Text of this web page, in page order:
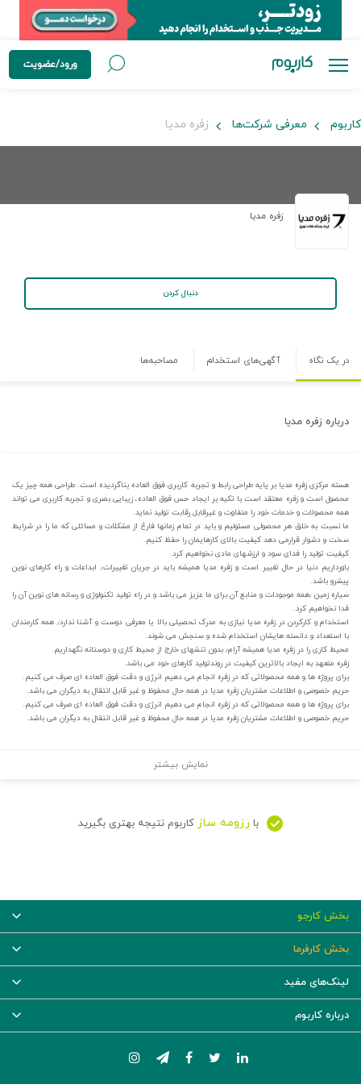
ورود/عضویت
کاربوم معرفی شرکت‌ها زفره مدیا
زفره مدیا
دنبال کردن
در یک نگاه آگهی‌های استخدام مصاحبه‌ها
درباره زفره مدیا
هسته مرکزی زفره مدیا بر پایه طراحی رابط و تجربه کاربری فوق العاده بناگردیده است. طراحی همه چیز یک
محصول است و زفره معتقد است با تکیه بر ایجاد حس فوق العاده، زیبایی بصری و تجربه کاربری می تواند
همه محصولات و خدمات خود را متفاوت و غیرقابل رقابت تولید نماید.
ما نسبت به خلق هر محصولی مسئولیم و باید در تمام زمانها فارغ از مشکلات و مسائلی که ما را در شرایط
سخت و دشوار قرارمی دهد کیفیت بالای کارهایمان را حفظ کنیم.
کیفیت تولید را فدای سود و ارزشهای مادی نخواهیم کرد.
باورداریم دنیا در حال تغییر است و زفره مدیا همیشه باید در جریان تغییرات٫ ابداعات و راه کارهای نوین
پیشرو باشد.
سیاره زمین ٫همه موجودات و منابع آن برای ما عزیز می باشد و در راه تولید تکنولوژی و رسانه های نوین آن را
فدا نخواهیم کرد.
استخدام و کارکردن در زفره مدیا نیازی به مدرک تحصیلی بالا یا معرفی دوست و آشنا ندارد٫ همه کارمندان
با استعداد و دانسته هایشان استخدام شده و سنجش می شوند.
محیط کاری را در زفره مدیا همیشه آرام٫ بدون تنشهای خارج از محیط کاری و دوستانه نگهداریم.
زفره متعهد به ایجاد بالاترین کیفیت در روندتولید کارهای خود می باشد.
برای پروژه ها و همه محصولاتی که در زفره انجام می دهیم انرژی و دقت فوق العاده ای صرف می کنیم.
حریم خصوصی و اطلاعات مشتریان زفره مدیا در همه حال محفوظ و غیر قابل انتقال به دیگران می باشد.
برای پروژه ها و همه محصولاتی که در زفره انجام می دهیم انرژی و دقت فوق العاده ای صرف می کنیم.
حریم خصوصی و اطلاعات مشتریان زفره مدیا در همه حال محفوظ و غیر قابل انتقال به دیگران می باشد.
نمایش بیشتر
با رزومه ساز کاربوم نتیجه بهتری بگیرید
بخش کارجو
بخش کارفرما
لینک‌های مفید
درباره کاربوم